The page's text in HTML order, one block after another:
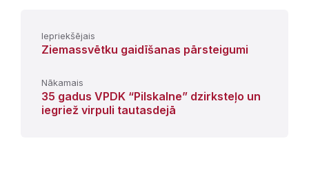
Iepriekšējais
Ziemassvētku gaidīšanas pārsteigumi
Nākamais
35 gadus VPDK “Pilskalne” dzirksteļo un
iegriež virpuli tautasdejā